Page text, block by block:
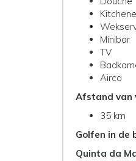
Minibar
TV
Airco
Afstand van
35 km
Golfen in de
Quinta da